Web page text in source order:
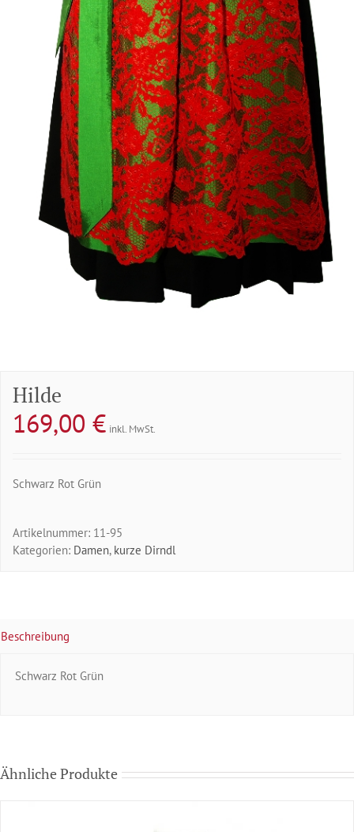
Hilde
169,00 € inkl. MwSt.
Schwarz Rot Grün
Artikelnummer: 11-95
Kategorien: Damen, kurze Dirndl
Beschreibung
Schwarz Rot Grün
Ähnliche Produkte